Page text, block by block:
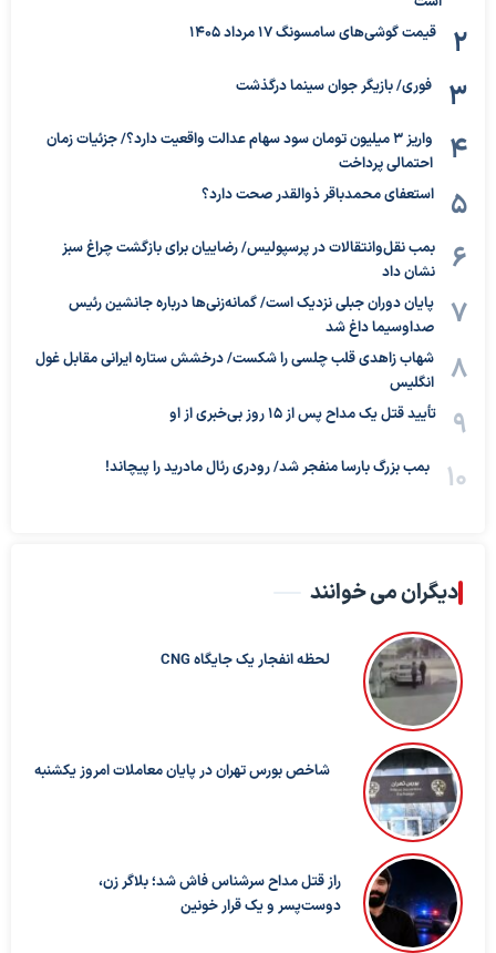
قیمت گوشی‌های سامسونگ 17 مرداد 1405
فوری/ بازیگر جوان سینما درگذشت
واریز ۳ میلیون تومان سود سهام عدالت واقعیت دارد؟/ جزئیات زمان
احتمالی پرداخت
استعفای محمدباقر ذوالقدر صحت دارد؟
بمب نقل‌وانتقالات در پرسپولیس/ رضاییان برای بازگشت چراغ سبز
نشان داد
پایان دوران جبلی نزدیک است/ گمانه‌زنی‌ها درباره جانشین رئیس
صداوسیما داغ شد
شهاب زاهدی قلب چلسی را شکست/ درخشش ستاره ایرانی مقابل غول
انگلیس
تأیید قتل یک مداح پس از ۱۵ روز بی‌خبری از او
بمب بزرگ بارسا منفجر شد/ رودری رئال مادرید را پیچاند!
دیگران می خوانند
لحظه انفجار یک جایگاه CNG
شاخص بورس تهران در پایان معاملات امروز یکشنبه
راز قتل مداح سرشناس فاش شد؛ بلاگر زن،
دوست‌پسر و یک قرار خونین